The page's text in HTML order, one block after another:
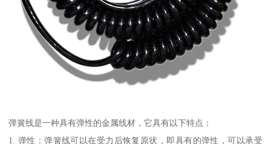
弹簧线是一种具有弹性的金属线材，它具有以下特点：
1. 弹性：弹簧线可以在受力后恢复原状，即具有的弹性，可以承受